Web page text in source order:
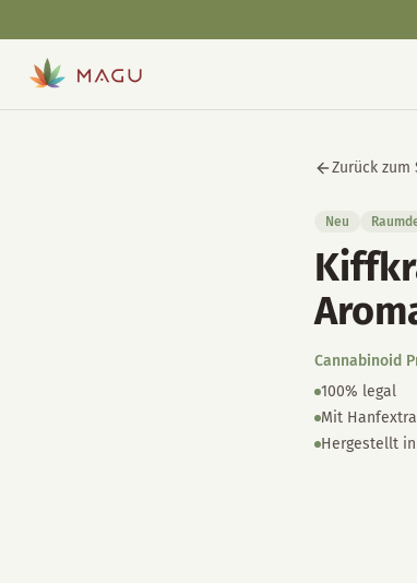
Zurück zum
Neu
Cannabinoid
100% legal
Mit
Hergestellt in